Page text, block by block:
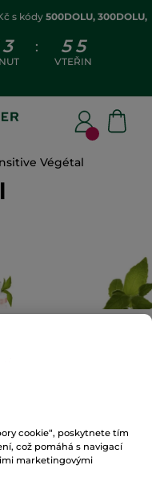
s kódy500DOLU, 300DOLU,
3 : 5 5
VTEŘIN
Végétal
PODLE
cookie“, poskytnete tím
což pomáhá s navigací
marketingovými